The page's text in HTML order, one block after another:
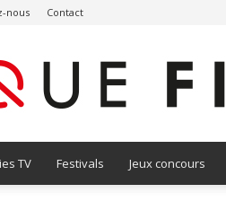
nous Contact
TV Festivals Jeux concours